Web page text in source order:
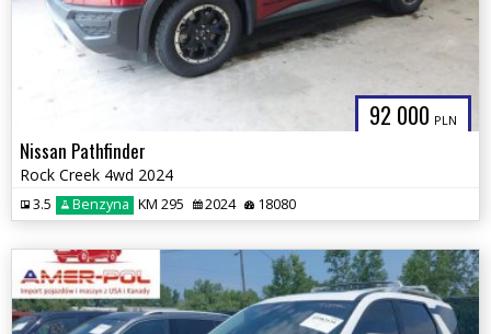
92 000 PLN
Nissan Pathfinder
Rock Creek 4wd 2024
3.5 Benzyna KM 295 2024 18080